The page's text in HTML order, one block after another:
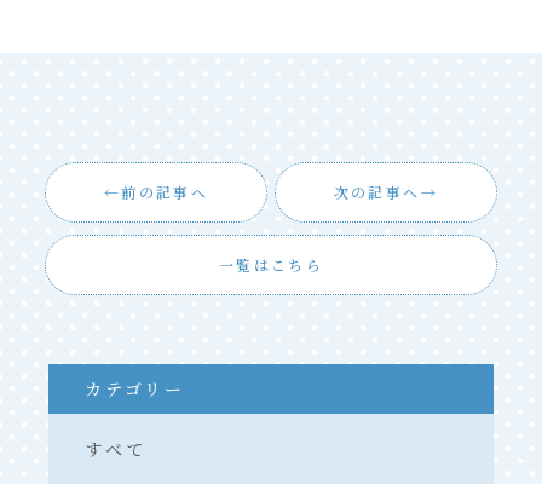
前の記事へ 次の記事へ
一覧はこちら
カテゴリー
すべて